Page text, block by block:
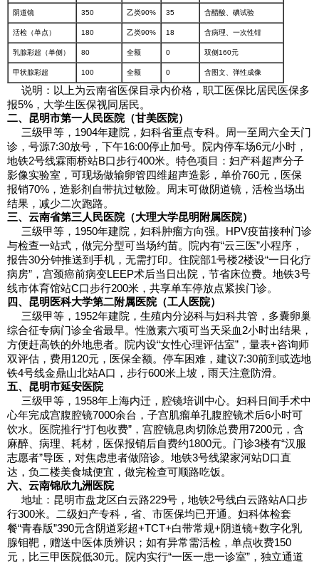
阴道镜 350 乙类90% 35 含醋酸、碘试验
活检（单点） 180 乙类90% 18 含病理、一次性钳
乳腺彩超（单侧） 80 全额 0 双侧160元
甲状腺彩超 100 全额 0 含图文、弹性成像
说明：以上为云南省医保目录内价格，职工医保比居民医保多
报5%，大学生医保视同居民。
二、昆明市第一人民医院（甘美医院）
三级甲等，1904年建院，妇科省重点专科。周一至周六全天门
诊，号源7:30放号，下午16:00停止加号。院内停车场6元/小时，
地铁2号线霖雨桥站B口步行400米。特色项目：妇产科超声分子
影像实验室，可现场做输卵管四维超声造影，单价760元，医保
报销70%，造影剂自带抗过敏险。周末可做阴道镜，活检当场出
结果，减少二次跑路。
三、云南省第三人民医院（大理大学昆明附属医院）
三级甲等，1950年建院，妇科肿瘤方向强。HPV疫苗接种门诊
与检查一站式，做完分型可当场约苗。院内有“云三医”小程序，
报告30分钟推送到手机，无需打印。住院部1号楼2楼设“一日化疗
病房”，宫颈癌前病变LEEP术后当日出院，节省床位费。地铁3号
线市体育馆站C口步行200米，共享单车停放点紧挨门诊。
四、昆明医科大学第二附属医院（工人医院）
三级甲等，1952年建院，生殖内分泌科与妇科共管，多囊卵巢
综合征专病门诊全省最早。性激素六项可当天采血2小时出结果，
方便赶高铁的外地患者。院内设“女性心理评估室”，量表+咨询师
双评估，费用120元，医保全额。停车困难，建议7:30前到或选地
铁4号线金鼎山北站A口，步行600米上坡，雨天注意防滑。
五、昆明市延安医院
三级甲等，1958年上海内迁，腔镜培训中心。妇科日间手术中
心年完成宫腹腔镜7000余台，子宫肌瘤单孔腹腔镜术后6小时可
饮水。医院推行“打包收费”，宫腔镜息肉切除总费用7200元，含
麻醉、病理、耗材，医保报销后自费约1800元。门诊3楼有“汉服
志愿者”导医，对焦虑患者做陪诊。地铁3号线梁家河站D口直
达，负二楼美食城便宜，做完检查可顺路吃饭。
六、云南锦欣九洲医院
地址：昆明市盘龙区白云路229号，地铁2号线白云路站A口步
行300米。二级妇产专科，省、市医保均已开通。妇科体检套
餐“青春版”390元含阴道彩超+TCT+白带常规+阴道镜+数字化乳
腺钼靶，赠送中医体质辨识；如有异常需活检，单点收费150
元，比三甲医院低30元。院内实行“一医一患一诊室”，独立通道